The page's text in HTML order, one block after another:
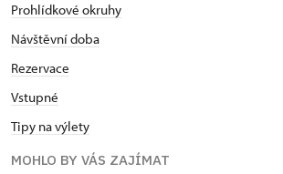
Prohlídkové okruhy
Návštěvní doba
Rezervace
Vstupné
Tipy na výlety
MOHLO BY VÁS ZAJÍMAT